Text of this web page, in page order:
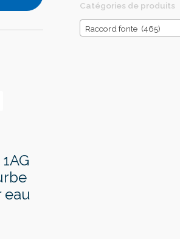
eau
Catégories de produits
Raccord fonte (465)